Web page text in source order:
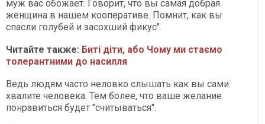
муж вас обожает. Говорит, что вы самая добрая
женщина в нашем кооперативе. Помнит, как вы
спасли голубей и засохший фикус".
Читайте также: Биті діти, або Чому ми стаємо
толерантними до насилля
Ведь людям часто неловко слышать как вы сами
хвалите человека. Тем более, что ваше желание
понравиться будет "считываться".